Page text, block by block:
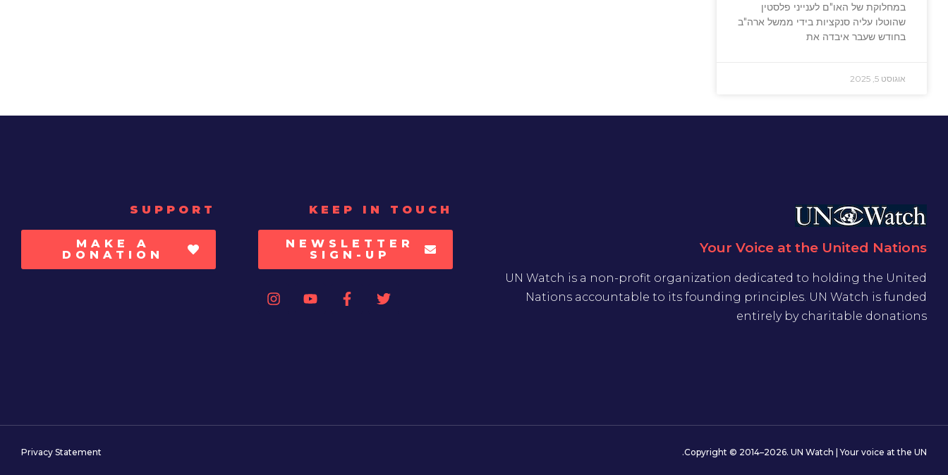
במחלוקת של האו"ם לענייני פלסטין
שהוטלו עליה סנקציות בידי ממשל ארה"ב
בחודש שעבר איבדה את
אוגוסט 5, 2025
Your Voice at the United Nations
UN Watch is a non-profit organization dedicated to holding the United
Nations accountable to its founding principles. UN Watch is funded
entirely by charitable donations
KEEP IN TOUCH
NEWSLETTER
SIGN-UP
SUPPORT
MAKE A
DONATION
Copyright © 2014–2026. UN Watch | Your voice at the UN.
Privacy Statement